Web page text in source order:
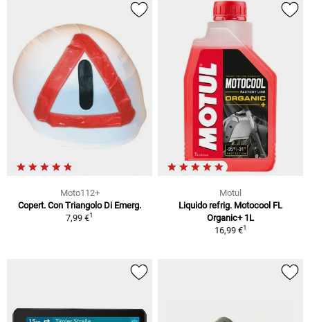
Moto112+
Copert. Con Triangolo Di Emerg.
7,99 €1
Motul
Liquido refrig. Motocool FL
Organic+ 1L
16,99 €1